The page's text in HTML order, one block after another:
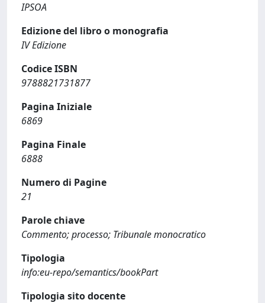
IPSOA
Edizione del libro o monografia
IV Edizione
Codice ISBN
9788821731877
Pagina Iniziale
6869
Pagina Finale
6888
Numero di Pagine
21
Parole chiave
Commento; processo; Tribunale monocratico
Tipologia
info:eu-repo/semantics/bookPart
Tipologia sito docente